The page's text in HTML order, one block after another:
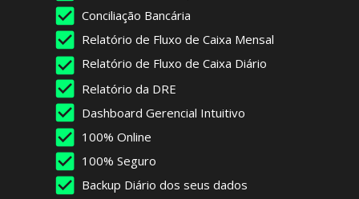
Relatório da DRE
Dashboard Gerencial Intuitivo
100% Online
100% Seguro
Backup Diário dos seus dados
Conciliação Bancária
Relatório de Fluxo de Caixa Mensal
Relatório de Fluxo de Caixa Diário